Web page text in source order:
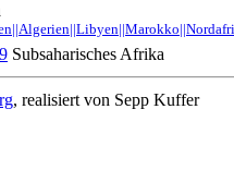
Subsaharisches Afrika
, realisiert von Sepp Kuffer